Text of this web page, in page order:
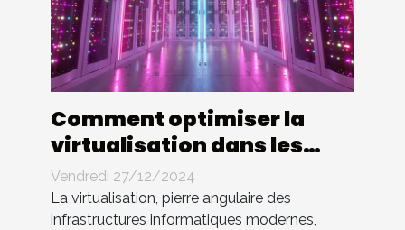
Comment optimiser la
virtualisation dans les
entreprises modernes
Vendredi 27/12/2024
La virtualisation, pierre angulaire des
infrastructures informatiques modernes,